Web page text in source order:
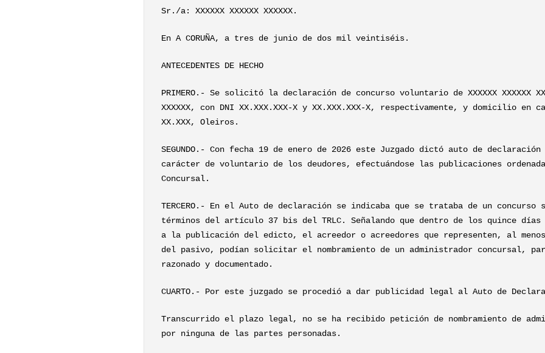
Sr./a: XXXXXX XXXXXX XXXXXX.
En A CORUÑA, a tres de junio de dos mil veintiséis.
ANTECEDENTES DE HECHO
PRIMERO.- Se solicitó la declaración de concurso voluntario de XXXXXX XXXXXX
XXXXXX, con DNI XX.XXX.XXX-X y XX.XXX.XXX-X, respectivamente, y domicilio en
XX.XXX, Oleiros.
SEGUNDO.- Con fecha 19 de enero de 2026 este Juzgado dictó auto de declaración
carácter de voluntario de los deudores, efectuándose las publicaciones
Concursal.
TERCERO.- En el Auto de declaración se indicaba que se trataba de un concurso
términos del artículo 37 bis del TRLC. Señalando que dentro de los quince
a la publicación del edicto, el acreedor o acreedores que representen, al
del pasivo, podían solicitar el nombramiento de un administrador concursal,
razonado y documentado.
CUARTO.- Por este juzgado se procedió a dar publicidad legal al Auto de
Transcurrido el plazo legal, no se ha recibido petición de nombramiento de
por ninguna de las partes personadas.